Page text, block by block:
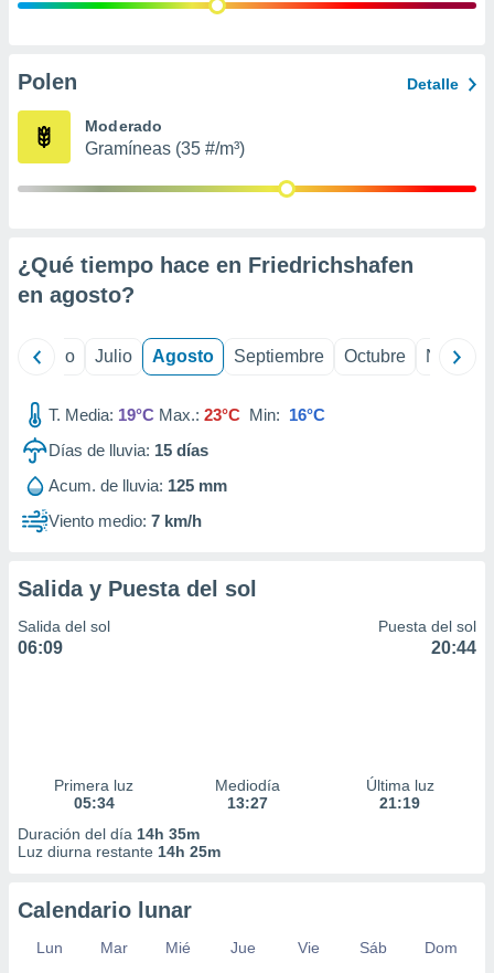
publicidad
de
Polen Detalle
Moderado
Gramíneas (35 #/m³)
¿Qué tiempo hace en Friedrichshafen
en agosto?
Junio Julio Agosto Septiembre Octubre
T. Media: 19°C Max.: 23°C Min: 16°C
Días de lluvia: 15 días
Acum. de lluvia: 125 mm
Viento medio: 7 km/h
Salida y Puesta del sol
Salida del sol
06:09
Puesta del sol
20:44
Primera luz
05:34
Mediodía
13:27
Última luz
21:19
Duración del día 14h 35m
Luz diurna restante 14h 25m
Calendario lunar
Lun Mar Mié Jue Vie Sáb
Dom